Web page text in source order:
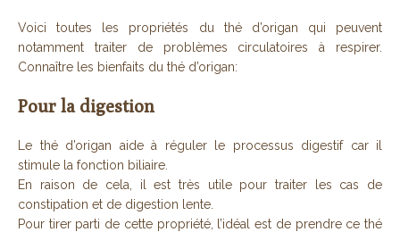
Voici toutes les propriétés du thé d’origan qui peuvent
notamment traiter de problèmes circulatoires à respirer.
Connaître les bienfaits du thé d’origan:
Pour la digestion
Le thé d’origan aide à réguler le processus digestif car il
stimule la fonction biliaire.
En raison de cela, il est très utile pour traiter les cas de
constipation et de digestion lente.
Pour tirer parti de cette propriété, l’idéal est de prendre ce thé